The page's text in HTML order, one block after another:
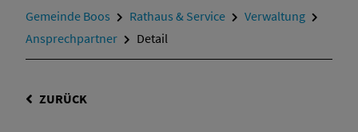
Gemeinde Boos Rathaus & Service
Verwaltung
Ansprechpartner
Detail
ZURÜCK